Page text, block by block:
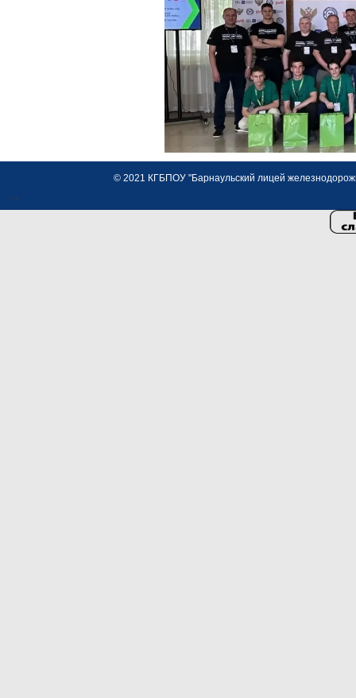
© 2021 КГБПОУ "Барнаульский лицей
<>